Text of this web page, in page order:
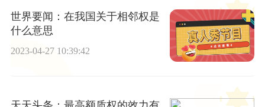
世界要闻：在我国关于相邻权是
什么意思
2023-04-27 10:39:42